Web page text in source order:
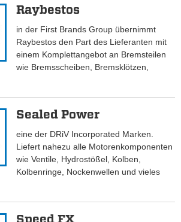
Raybestos
in der First Brands Group übernimmt
Raybestos den Part des Lieferanten mit
einem Komplettangebot an Bremsteilen
wie Bremsscheiben, Bremsklötzen,
Sealed Power
eine der DRiV Incorporated Marken.
Liefert nahezu alle Motorenkomponenten
wie Ventile, Hydrostößel, Kolben,
Kolbenringe, Nockenwellen und vieles
Speed FX